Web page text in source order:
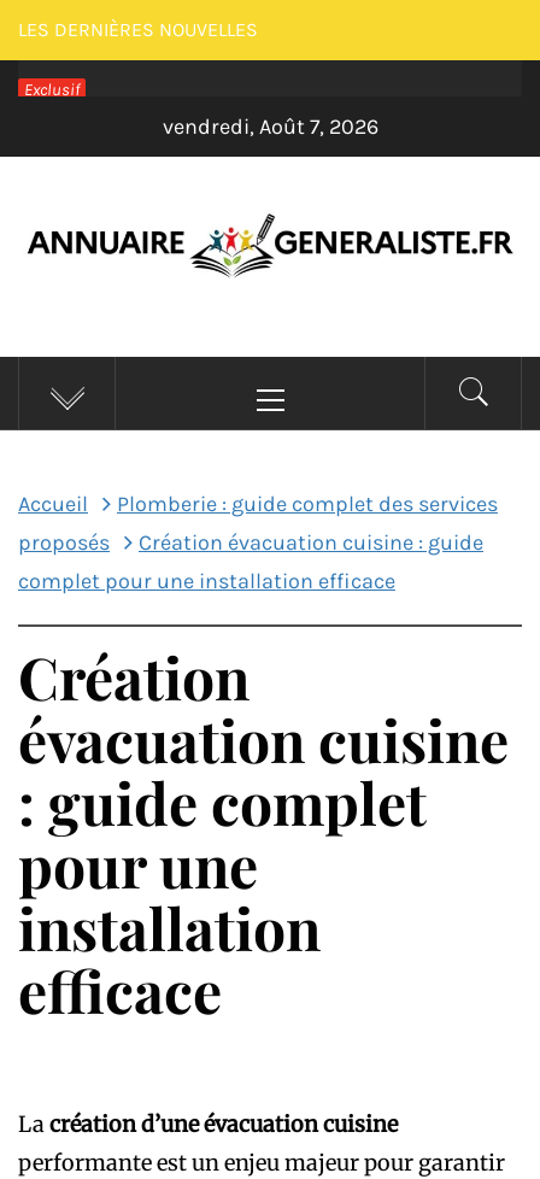
Passer
au
contenu
LES DERNIÈRES NOUVELLES
Exclusif
vendredi, Août 7, 2026
ANNUAIRE
GENERALISTE –
principal
Accueil
Plomberie : guide complet des services
proposés
Création évacuation cuisine : guide
complet pour une installation efficace
Création
évacuation cuisine
: guide complet
pour une
installation
efficace
Lacréation d’une évacuation cuisine
performante est un enjeu majeur pour garantir